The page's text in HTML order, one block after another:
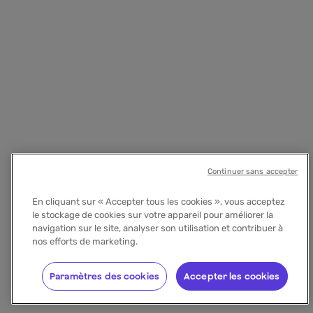
En cliquant sur « Accepter tous les cookies », vous acceptez
le stockage de cookies sur votre appareil pour améliorer la
navigation sur le site, analyser son utilisation et contribuer à
nos efforts de marketing.
Accepter les cookies
Paramètres des cookies
Continuer sans accepter